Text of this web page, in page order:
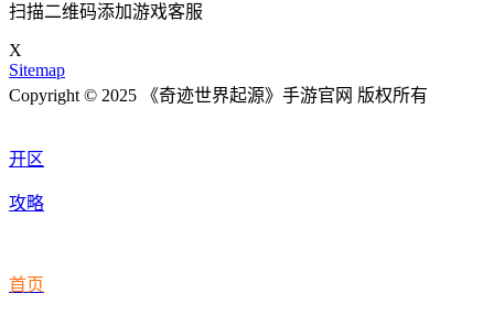
扫描二维码添加游戏客服
X
Sitemap
Copyright © 2025 《奇迹世界起源》手游官网 版权所有
开区
攻略
首页